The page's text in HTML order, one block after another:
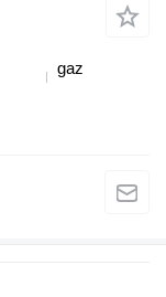
gaz